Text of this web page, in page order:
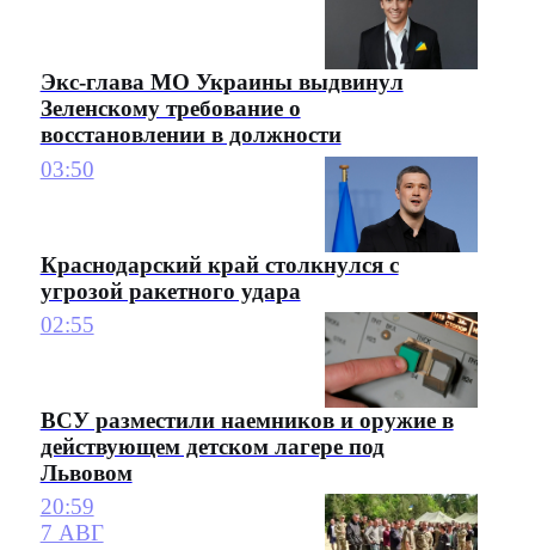
Экс-глава МО Украины выдвинул
Зеленскому требование о
восстановлении в должности
03:50
Краснодарский край столкнулся с
угрозой ракетного удара
02:55
ВСУ разместили наемников и оружие в
действующем детском лагере под
Львовом
20:59
7 АВГ